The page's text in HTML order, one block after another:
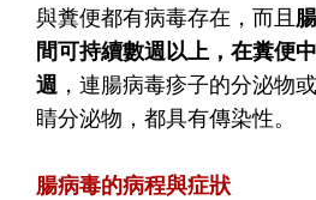
與糞便都有病毒存在，而且
間可持續數週以上，在糞便
週 ，連腸病毒疹子的分泌物
睛分泌物，都具有傳染性。
腸病毒的病程與症狀